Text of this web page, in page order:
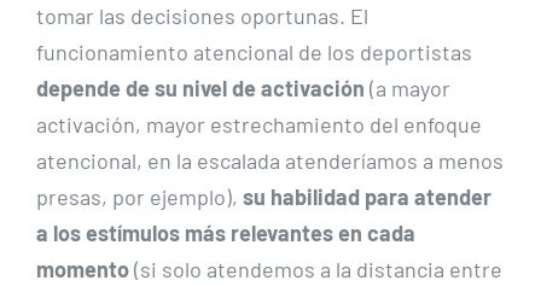
tomar las decisiones oportunas. El
funcionamiento atencional de los deportistas
depende de su nivel de activación (a mayor
activación, mayor estrechamiento del enfoque
atencional, en la escalada atenderíamos a menos
presas, por ejemplo), su habilidad para atender
a los estímulos más relevantes en cada
momento(si solo atendemos a la distancia entre